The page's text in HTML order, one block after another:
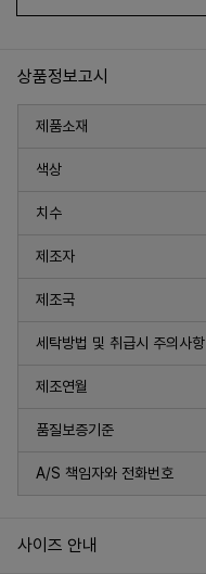
상품정보고시
제품소재
색상
치수
제조자
제조국
세탁방법 및 취급시 주의사항
제조연월
품질보증기준
A/S 책임자와 전화번호
사이즈 안내